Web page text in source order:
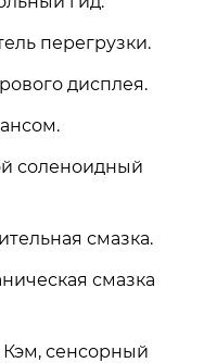
перегрузки.
дисплея.
соленоидный
смазка.
смазка
Кэм, сенсорный